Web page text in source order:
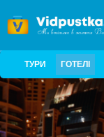
ТУРИ ГОТЕЛІ